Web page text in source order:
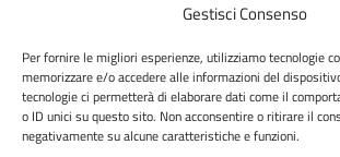
Gestisci Consenso
Per fornire le migliori esperienze, utilizziamo tecnologie
memorizzare e/o accedere alle informazioni del
tecnologie ci permetterà di elaborare dati come il
o ID unici su questo sito. Non acconsentire o ritirare il
negativamente su alcune caratteristiche e funzioni.
Informativa privacy
Cookie Policy (UE)
Social Media Policy
Note legali